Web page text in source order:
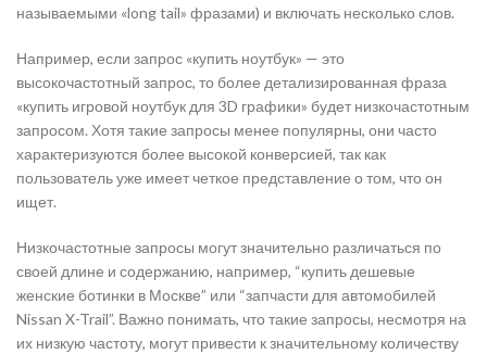
называемыми «long tail» фразами) и включать несколько слов.
Например, если запрос «купить ноутбук» — это
высокочастотный запрос, то более детализированная фраза
«купить игровой ноутбук для 3D графики» будет низкочастотным
запросом. Хотя такие запросы менее популярны, они часто
характеризуются более высокой конверсией, так как
пользователь уже имеет четкое представление о том, что он
ищет.
Низкочастотные запросы могут значительно различаться по
своей длине и содержанию, например, “купить дешевые
женские ботинки в Москве” или “запчасти для автомобилей
Nissan X-Trail”. Важно понимать, что такие запросы, несмотря на
их низкую частоту, могут привести к значительному количеству